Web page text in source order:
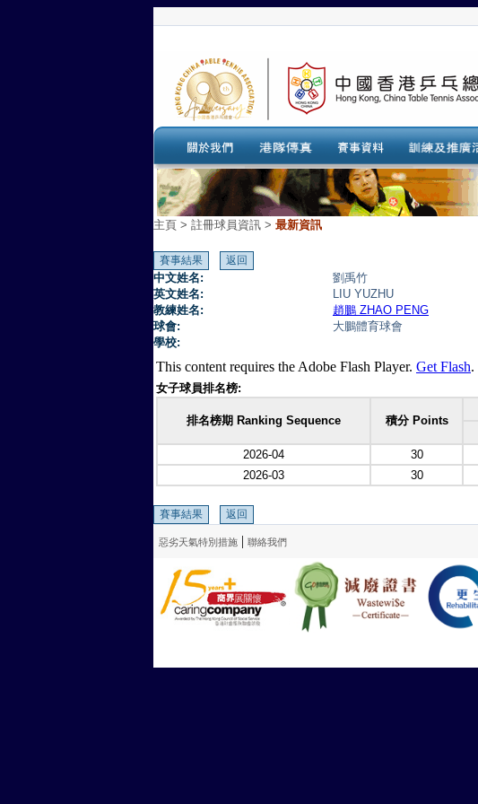
主頁 > 註冊球員資訊 > 最新資訊
中文姓名:
劉禹竹
英文姓名:
LIU YUZHU
教練姓名:
趙鵬 ZHAO PENG
球會:
大鵬體育球會
學校:
This content requires the Adobe Flash Player. Get Flash.
女子球員排名榜:
排名榜期 Ranking Sequence 積分 Points
2026-04
30
2026-03
30